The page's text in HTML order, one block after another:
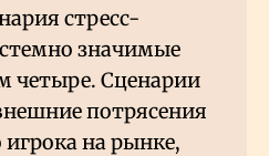
стресс-
значимые
Сценарии
потрясения
на рынке,